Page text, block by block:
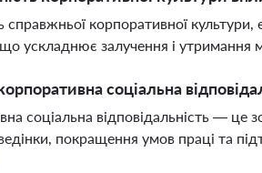
справжньої корпоративної
ускладнює залучення і утримання
соціальна
соціальна відповідальність — це
покращення умов праці та